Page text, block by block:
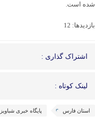
شده است.
بازدیدها: 12
اشتراک گذاری :
لینک کوتاه :
استان فارس پایگاه خبری شباویز